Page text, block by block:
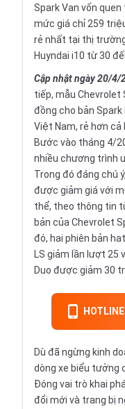
Spark Van vốn
mức giá chỉ 259
rẻ nhất tại thị
Huyndai i10 từ 30
Cập nhật ngày 20/4/
tiếp, mẫu Chevrolet
đồng cho bản
Việt Nam, rẻ hơn cả
Bước vào tháng 4/
nhiều chương trình
Trong đó đáng chú
được giảm giá với
thể, theo thông tin
bản của Chevrolet
đó, hai phiên bản
LS giảm lần lượt 25
Duo được giảm 30
Dù đã ngừng kinh
dòng xe biểu tưởng
Đóng vai trò khai
đổi mới và trang bị